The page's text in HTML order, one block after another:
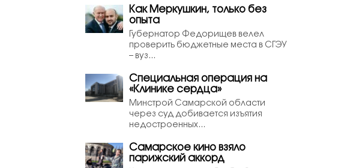
Как Меркушкин, только без
опыта
Губернатор Федорищев велел
проверить бюджетные места в СГЭУ
– вуз...
Специальная операция на
«Клинике сердца»
Минстрой Самарской области
через суд добивается изъятия
недостроенных...
Самарское кино взяло
парижский аккорд